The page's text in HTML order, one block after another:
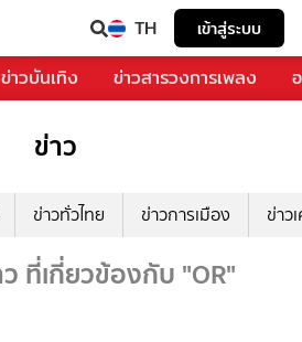
TH เข้าสู่ระบบ
ข่าวบันเทิง ข่าวสารวงการเพลง
ข่าว
ข่าวทั่วไทย ข่าวการเมือง ข่าว
ที่เกี่ยวข้องกับ "OR"